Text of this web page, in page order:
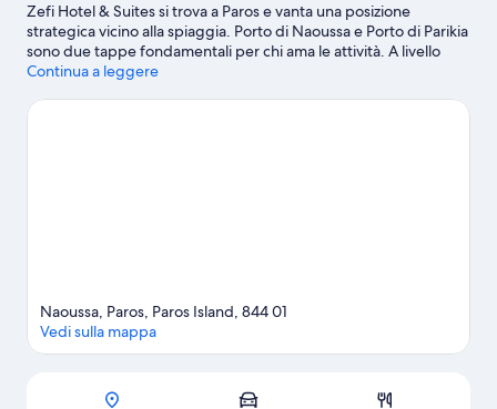
Zefi Hotel & Suites si trova a Paros e vanta una posizione
strategica vicino alla spiaggia. Porto di Naoussa e Porto di Parikia
sono due tappe fondamentali per chi ama le attività. A livello
naturalistico, invece, tra le principali attrazioni della zona ci sono
dei bambini? Che ne dici di fare tappa a Aqua Paros - Parco
Continua a leggere
Mappa
Naoussa, Paros, Paros Island, 844 01
Vedi sulla mappa